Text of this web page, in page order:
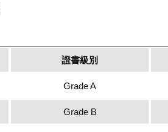
證書級別
Grade A
Grade B